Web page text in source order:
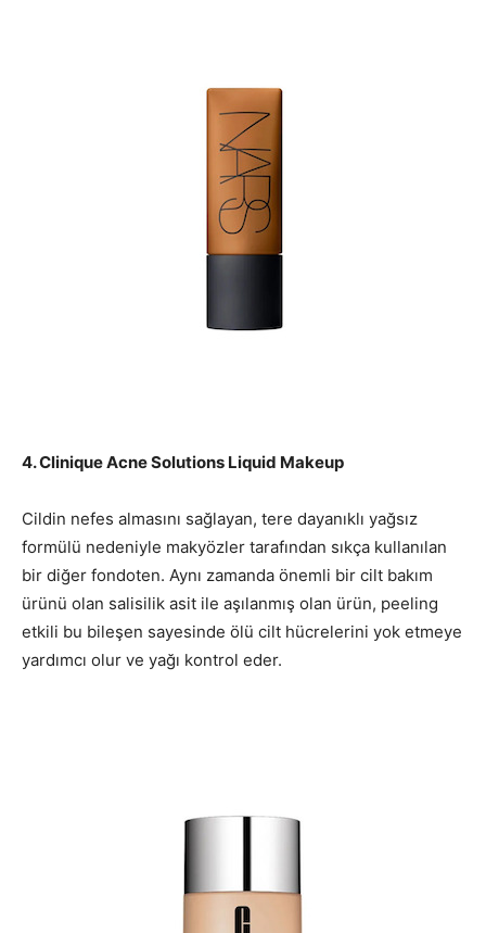
4. Clinique Acne Solutions Liquid Makeup
Cildin nefes almasını sağlayan, tere dayanıklı yağsız
formülü nedeniyle makyözler tarafından sıkça kullanılan
bir diğer fondoten. Aynı zamanda önemli bir cilt bakım
ürünü olan salisilik asit ile aşılanmış olan ürün, peeling
etkili bu bileşen sayesinde ölü cilt hücrelerini yok etmeye
yardımcı olur ve yağı kontrol eder.